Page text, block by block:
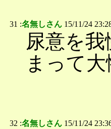
31 :名無しさん 15/11/24
尿意を
まって
32 :名無しさん 15/11/24